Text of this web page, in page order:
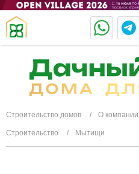
Строительство домов О
Строительство Мытищи